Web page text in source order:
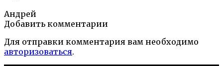
Андрей
Добавить комментарии
Для отправки комментария вам необходимо
авторизоваться.